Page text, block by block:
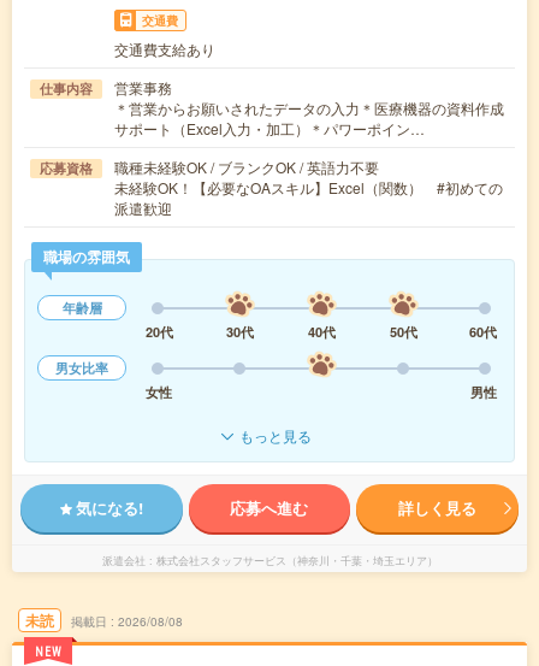
交通費
交通費支給あり
仕事内容
営業事務
＊営業からお願いされたデータの入力＊医療機器の資料作成
サポート（Excel入力・加工）＊パワーポイン…
応募資格
職種未経験OK / ブランクOK / 英語力不要
未経験OK！【必要なOAスキル】Excel（関数） #初めての
派遣歓迎
職場の雰囲気
年齢層
20代
30代 40代 50代
60代
男女比率
女性
男性
もっと見る
気になる! 応募へ進む 詳しく見る
派遣会社 株式会社スタッフサービス（神奈川・千葉・埼玉エリア）
未読
NEW
掲載日 2026/08/08